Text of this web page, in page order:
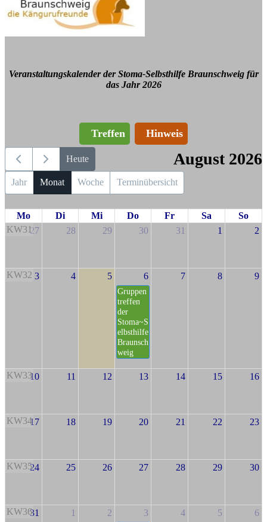
Veranstaltungskalender der Stoma-Selbsthilfe Braunschweig für
das Jahr 2026
Treffen Hinweis
Heute August 2026
Jahr Monat Woche Terminübersicht
Mo Di Mi Do Fr Sa
So
KW3127 28 29 30 31 1 2
KW32 3 4 5 6
Gruppen
treffen
der
Stoma~S
elbsthilfe
Braunsch
weig
7 8 9
KW3310 11 12 13 14 15 16
KW3417 18 19 20 21 22 23
KW3524 25 26 27 28 29 30
KW3631 1 2 3 4 5 6